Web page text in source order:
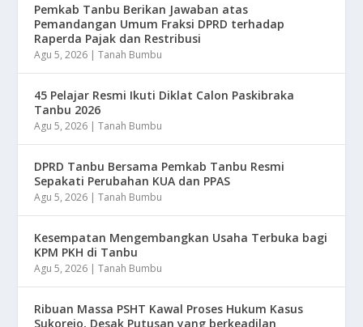
Pemkab Tanbu Berikan Jawaban atas
Pemandangan Umum Fraksi DPRD terhadap
Raperda Pajak dan Restribusi
Agu 5, 2026 |Tanah Bumbu
45 Pelajar Resmi Ikuti Diklat Calon Paskibraka
Tanbu 2026
Agu 5, 2026 |Tanah Bumbu
DPRD Tanbu Bersama Pemkab Tanbu Resmi
Sepakati Perubahan KUA dan PPAS
Agu 5, 2026 |Tanah Bumbu
Kesempatan Mengembangkan Usaha Terbuka bagi
KPM PKH di Tanbu
Agu 5, 2026 |Tanah Bumbu
Ribuan Massa PSHT Kawal Proses Hukum Kasus
Sukorejo, Desak Putusan yang berkeadilan